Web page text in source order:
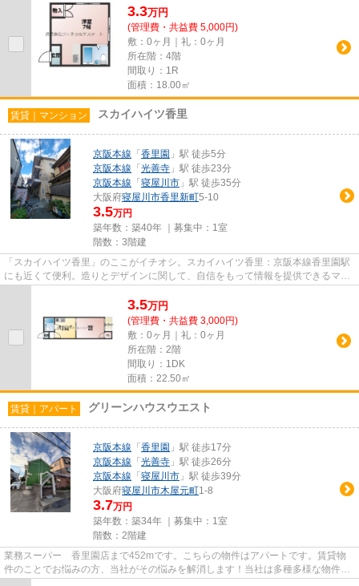
3.3万円
(管理費・共益費 5,000円)
敷：0ヶ月｜礼：0ヶ月
所在階：4階
間取り：1R
面積：18.00㎡
賃貸｜マンション スカイハイツ香里
京阪本線 「 香里園 」駅 徒歩5分
京阪本線 「 光善寺 」駅 徒歩23分
京阪本線 「 寝屋川市 」駅 徒歩35分
大阪府寝屋川市香里新町5-10
3.5万円
築年数：築40年 ｜募集中： 1室
階数：3階建
「スカイハイツ香里」のここがイチオシ。スカイハイツ香里：京阪本線香里園駅
にも近くて便利。造りとデザインに関して、自信をもって情報を提供できるマン
3.5万円
(管理費・共益費 3,000円)
敷：0ヶ月｜礼：0ヶ月
所在階：2階
間取り：1DK
面積：22.50㎡
賃貸｜アパート グリーンハウスウエスト
京阪本線 「 香里園 」駅 徒歩17分
京阪本線 「 光善寺 」駅 徒歩26分
京阪本線 「 寝屋川市 」駅 徒歩39分
大阪府寝屋川市木屋元町1-8
3.7万円
築年数：築34年 ｜募集中： 1室
階数：2階建
業務スーパー 香里園店まで452mです。こちらの物件はアパートです。賃貸物
件のことでお悩みの方、当社がその悩みを解消します！当社は多種多様な物件情